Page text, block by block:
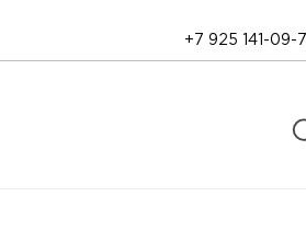
+7 925 141-09-